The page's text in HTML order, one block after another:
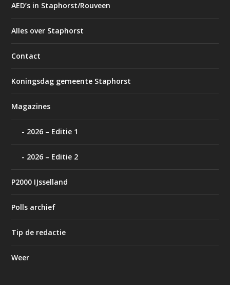
AED’s in Staphorst/Rouveen
Alles over Staphorst
Contact
Koningsdag gemeente Staphorst
Magazines
2026 – Editie 1
2026 – Editie 2
P2000 IJsselland
Polls archief
Tip de redactie
Weer